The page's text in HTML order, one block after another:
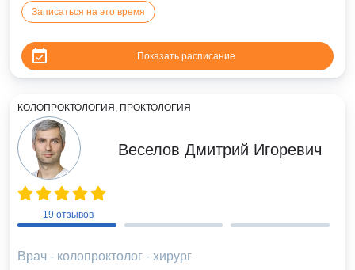
Записаться на это время
Показать расписание
КОЛОПРОКТОЛОГИЯ, ПРОКТОЛОГИЯ
19 отзывов
Веселов Дмитрий Игоревич
Врач - колопроктолог - хирург